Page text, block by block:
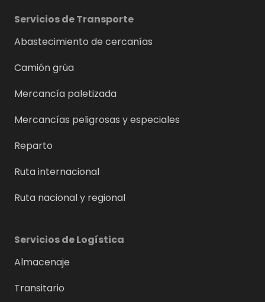
Servicios de Transporte
Abastecimiento de cercanías
Camión grúa
Mercancía paletizada
Mercancías peligrosas y especiales
Reparto
Ruta internacional
Ruta nacional y regional
Servicios de Logística
Almacenaje
Transitario